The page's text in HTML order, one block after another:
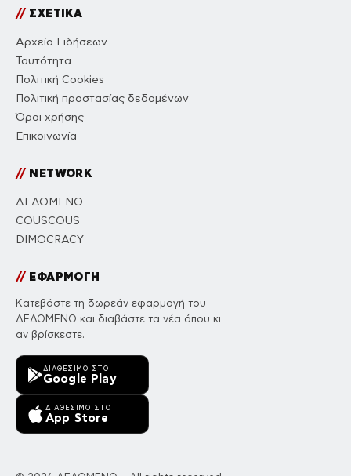
//ΣΧΕΤΙΚΑ
Αρχείο Ειδήσεων
Ταυτότητα
Πολιτική Cookies
Πολιτική προστασίας δεδομένων
Όροι χρήσης
Επικοινωνία
//NETWORK
ΔΕΔΟΜΕΝΟ
COUSCOUS
DIMOCRACY
//ΕΦΑΡΜΟΓΗ
Κατεβάστε τη δωρεάν εφαρμογή του
ΔΕΔΟΜΕΝΟ και διαβάστε τα νέα όπου κι
αν βρίσκεστε.
ΔΙΑΘΈΣΙΜΟ ΣΤΟ
Google Play
ΔΙΑΘΈΣΙΜΟ ΣΤΟ
App Store